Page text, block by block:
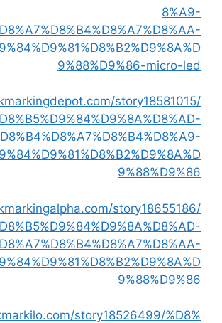
8%A9-
9%88%D9%86-micro-led
story18581015/
9%88%D9%86
story18655186/
9%88%D9%86
story18526499/%D8%